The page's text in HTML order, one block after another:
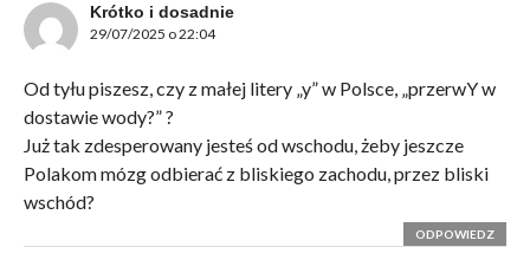
Krótko i dosadnie
29/07/2025 o 22:04
Od tyłu piszesz, czy z małej litery „y” w Polsce, „przerwY w
dostawie wody?” ?
Już tak zdesperowany jesteś od wschodu, żeby jeszcze
Polakom mózg odbierać z bliskiego zachodu, przez bliski
wschód?
ODPOWIEDZ